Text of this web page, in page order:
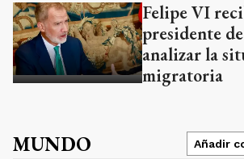
Felipe VI
presidente
analizar la
migratoria
MUNDO Añadir